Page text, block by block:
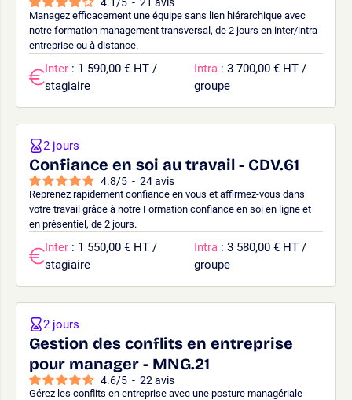
Managez efficacement une équipe sans lien hiérarchique avec
notre formation management transversal, de 2 jours en inter/intra
entreprise ou à distance.
Inter : 1 590,00 € HT /
stagiaire
Intra : 3 700,00 € HT /
groupe
Confiance en soi au travail - CDV.61
4.8/5 - 24avis
Reprenez rapidement confiance en vous et affirmez-vous dans
votre travail grâce à notre Formation confiance en soi en ligne et
en présentiel, de 2 jours.
2 jours
Inter : 1 550,00 € HT /
stagiaire
Intra : 3 580,00 € HT /
groupe
Gestion des conflits en entreprise
pour manager - MNG.21
4.6/5 - 22 avis
Gérez les conflits en entreprise avec une posture managériale
2 jours